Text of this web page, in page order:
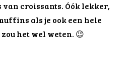
croissants. Óók lekker,
als je ook een hele
het wel weten. 😉